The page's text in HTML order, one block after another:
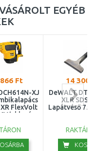
EGYÉB
Ft
XJ
FlexVolt
akku és
14 300
DeWALT
XLR SDS-
Lapátvéső